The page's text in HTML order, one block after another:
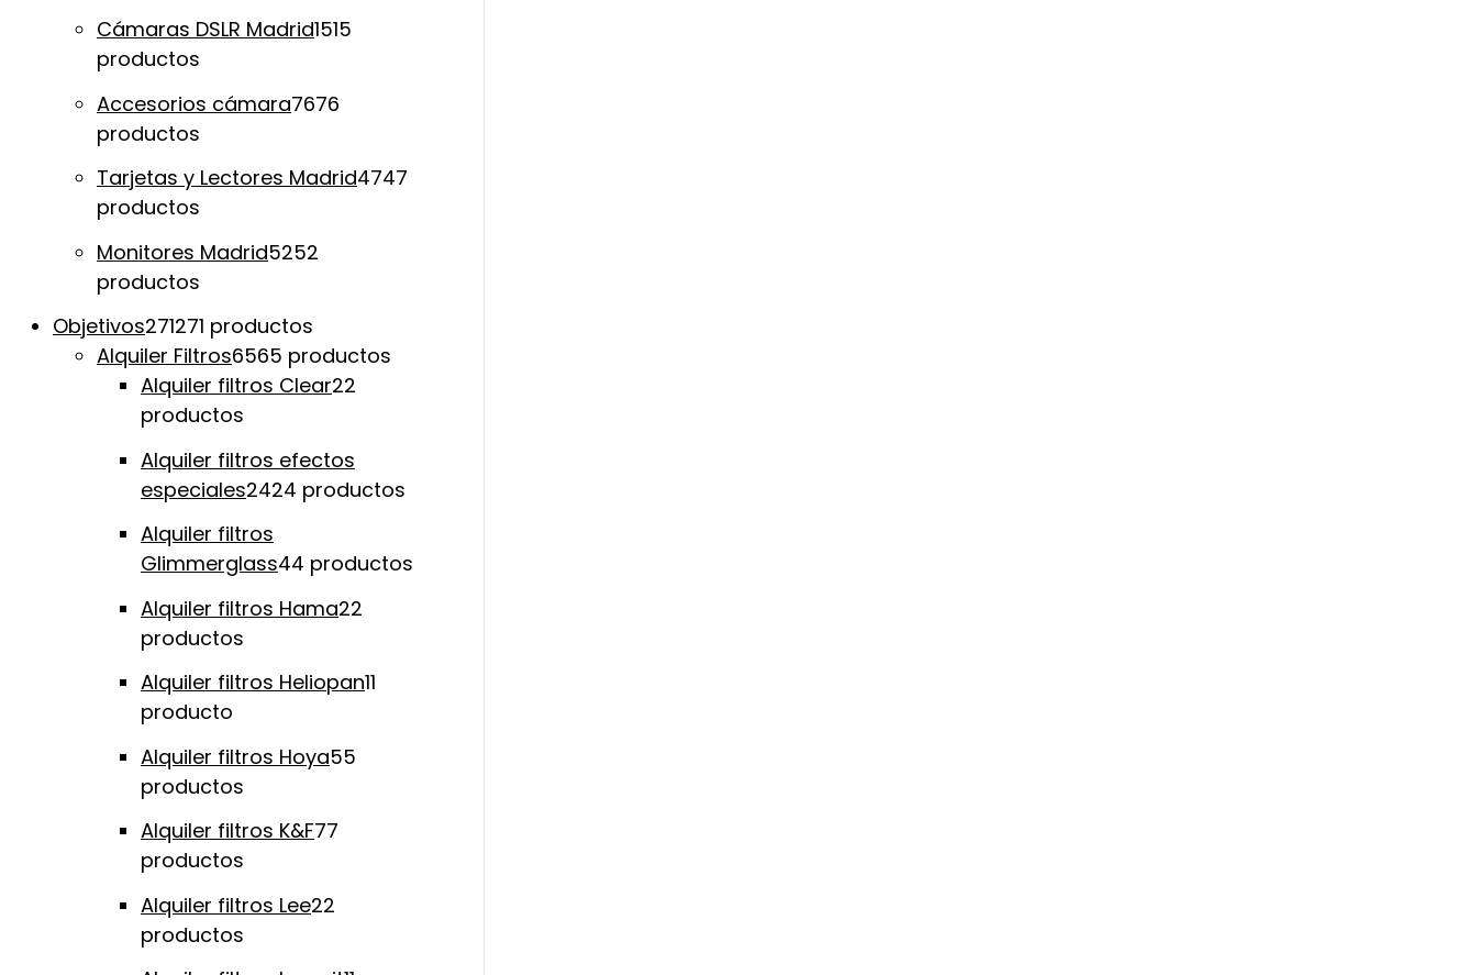
Cámaras DSLR Madrid1515
productos
Accesorios cámara7676
productos
Tarjetas y Lectores Madrid4747
productos
Monitores Madrid5252
productos
Objetivos271271 productos
Alquiler Filtros6565 productos
Alquiler filtros Clear22
productos
Alquiler filtros efectos
especiales2424 productos
Alquiler filtros
Glimmerglass44 productos
Alquiler filtros Hama22
productos
Alquiler filtros Heliopan11
producto
Alquiler filtros Hoya55
productos
Alquiler filtros K&F77
productos
Alquiler filtros Lee22
productos